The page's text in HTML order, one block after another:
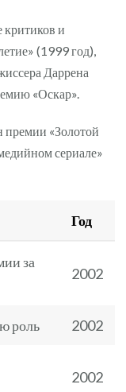
и
(1999 год),
Даррена
«Оскар».
премии «Золотой
сериале»
Год
за
2002
роль 2002
2002